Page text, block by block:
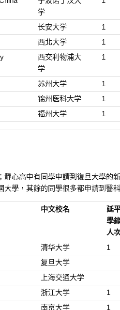
学
长安大学
1
西北大学
1
西交利物浦大
学
1
苏州大学
1
锦州医科大学
1
福州大学 1
心高中有同學申請到復旦大學的
學，其餘的同學很多都申請到醫
中文校名
延
學
人
清华大学
1
复旦大学
上海交通大学
浙江大学 1
南京大学 1